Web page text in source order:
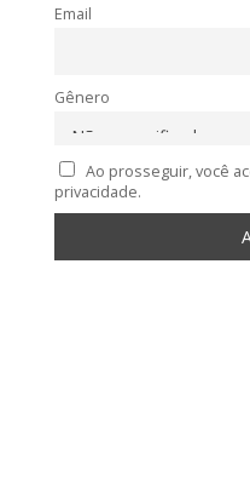
Email
Gênero
Ao prosseguir, você
privacidade.